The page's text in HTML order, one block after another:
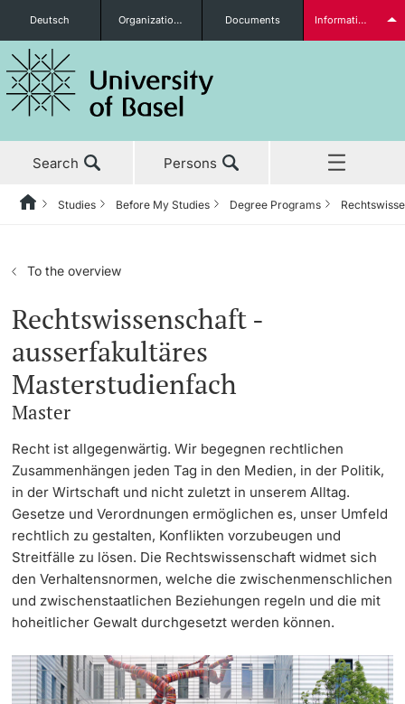
Prospective Students
Further information
PhD Candidates
Deutsch Organizational units Documents Information for...
Search Persons
News & Events
Studies
Studies
Before My Studies
Degree Programs
Application & Admission
Dates
Informations, Events & Get a Taste
Student Advice Center
Academic Advice
Five reasons for studying in Basel
In My Studies
Research
Teaching
Continuing Education
University
HomeBackStudies Before My Studies Degree Programs
To the overview
Rechtswissenschaft -
ausserfakultäres
Masterstudienfach
Master
Recht ist allgegenwärtig. Wir begegnen rechtlichen
Zusammenhängen jeden Tag in den Medien, in der Politik,
in der Wirtschaft und nicht zuletzt in unserem Alltag.
Gesetze und Verordnungen ermöglichen es, unser Umfeld
rechtlich zu gestalten, Konflikten vorzubeugen und
Streitfälle zu lösen. Die Rechtswissenschaft widmet sich
den Verhaltensnormen, welche die zwischenmenschlichen
und zwischenstaatlichen Beziehungen regeln und die mit
hoheitlicher Gewalt durchgesetzt werden können.